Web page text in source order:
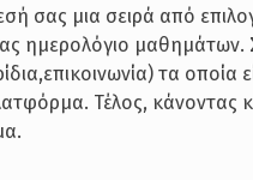
σας μια σειρά από
ημερολόγιο μαθημάτων.
τα οποία
Τέλος, κάνοντας